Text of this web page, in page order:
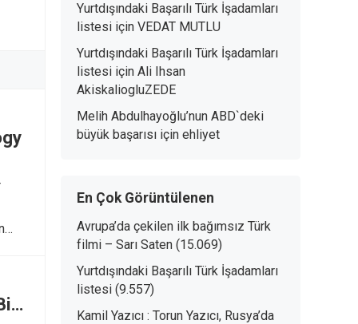
Yurtdışındaki Başarılı Türk İşadamları
listesi için VEDAT MUTLU
Yurtdışındaki Başarılı Türk İşadamları
listesi için Ali Ihsan
AkiskaliogluZEDE
Melih Abdulhayoğlu’nun ABD`deki
büyük başarısı için ehliyet
En Çok Görüntülenen
Avrupa’da çekilen ilk bağımsız Türk
filmi – Sarı Saten (15.069)
Yurtdışındaki Başarılı Türk İşadamları
listesi (9.557)
Kamil Yazıcı : Torun Yazıcı, Rusya’da